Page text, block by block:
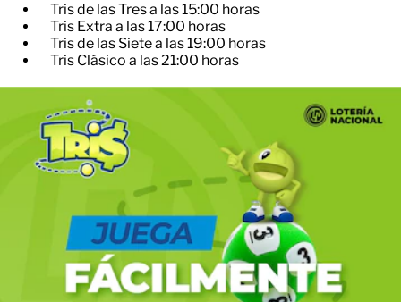
Tris de las Tres a las 15:00 horas
Tris Extra a las 17:00 horas
Tris de las Siete a las 19:00 horas
Tris Clásico a las 21:00 horas